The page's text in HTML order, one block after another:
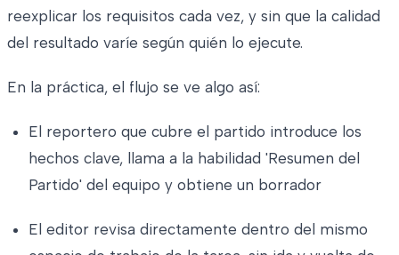
reexplicar los requisitos cada vez, y sin que la calidad
del resultado varíe según quién lo ejecute.
En la práctica, el flujo se ve algo así:
El reportero que cubre el partido introduce los
hechos clave, llama a la habilidad 'Resumen del
Partido' del equipo y obtiene un borrador
El editor revisa directamente dentro del mismo